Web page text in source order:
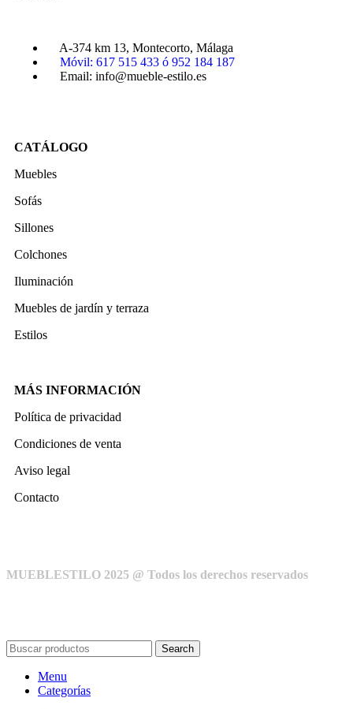
A-374 km 13, Montecorto, Málaga
Móvil: 617 515 433 ó 952 184 187
Email: info@mueble-estilo.es
CATÁLOGO
Muebles
Sofás
Sillones
Colchones
Iluminación
Muebles de jardín y terraza
Estilos
MÁS INFORMACIÓN
Política de privacidad
Condiciones de venta
Aviso legal
Contacto
MUEBLESTILO 2025 @ Todos los derechos reservados
Search
Menu
Categorías